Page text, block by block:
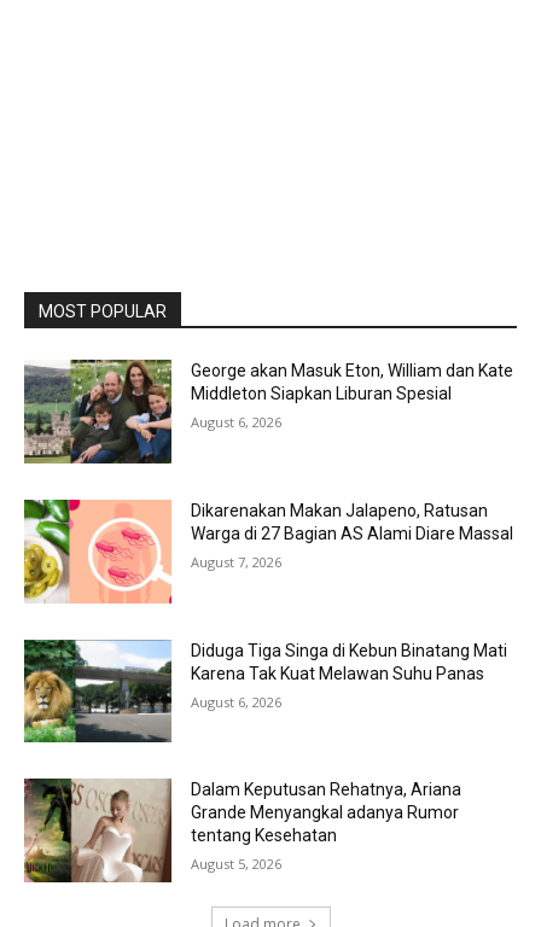
MOST POPULAR
George akan Masuk Eton, William dan Kate
Middleton Siapkan Liburan Spesial
August 6, 2026
Dikarenakan Makan Jalapeno, Ratusan
Warga di 27 Bagian AS Alami Diare Massal
August 7, 2026
Diduga Tiga Singa di Kebun Binatang Mati
Karena Tak Kuat Melawan Suhu Panas
August 6, 2026
Dalam Keputusan Rehatnya, Ariana
Grande Menyangkal adanya Rumor
tentang Kesehatan
August 5, 2026